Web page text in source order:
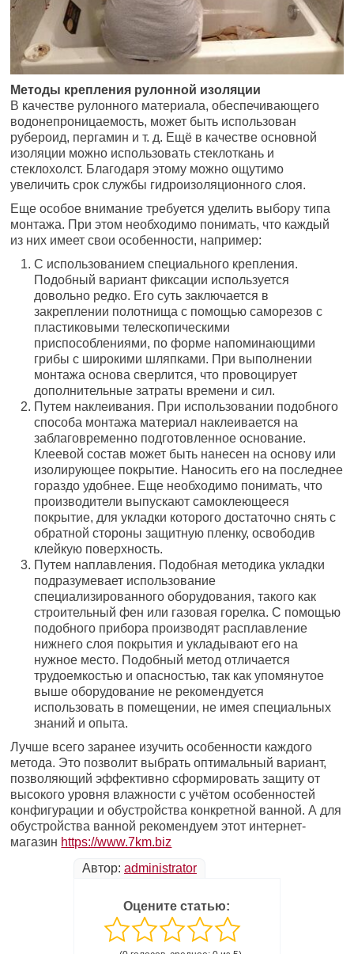
Методы крепления рулонной изоляции
В качестве рулонного материала, обеспечивающего
водонепроницаемость, может быть использован
рубероид, пергамин и т. д. Ещё в качестве основной
изоляции можно использовать стеклоткань и
стеклохолст. Благодаря этому можно ощутимо
увеличить срок службы гидроизоляционного слоя.
Еще особое внимание требуется уделить выбору типа
монтажа. При этом необходимо понимать, что каждый
из них имеет свои особенности, например:
С использованием специального крепления.
Подобный вариант фиксации используется
довольно редко. Его суть заключается в
закреплении полотнища с помощью саморезов с
пластиковыми телескопическими
приспособлениями, по форме напоминающими
грибы с широкими шляпками. При выполнении
монтажа основа сверлится, что провоцирует
дополнительные затраты времени и сил.
Путем наклеивания. При использовании подобного
способа монтажа материал наклеивается на
заблаговременно подготовленное основание.
Клеевой состав может быть нанесен на основу или
изолирующее покрытие. Наносить его на последнее
гораздо удобнее. Еще необходимо понимать, что
производители выпускают самоклеющееся
покрытие, для укладки которого достаточно снять с
обратной стороны защитную пленку, освободив
клейкую поверхность.
Путем наплавления. Подобная методика укладки
подразумевает использование
специализированного оборудования, такого как
строительный фен или газовая горелка. С помощью
подобного прибора производят расплавление
нижнего слоя покрытия и укладывают его на
нужное место. Подобный метод отличается
трудоемкостью и опасностью, так как упомянутое
выше оборудование не рекомендуется
использовать в помещении, не имея специальных
знаний и опыта.
Лучше всего заранее изучить особенности каждого
метода. Это позволит выбрать оптимальный вариант,
позволяющий эффективно сформировать защиту от
высокого уровня влажности с учётом особенностей
конфигурации и обустройства конкретной ванной. А для
обустройства ванной рекомендуем этот интернет-
магазин https://www.7km.biz
Автор: administrator
Оцените статью: